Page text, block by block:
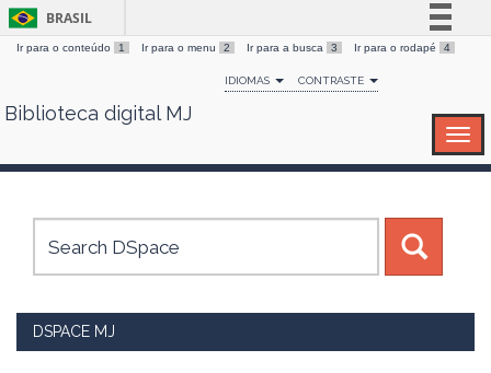
Skip
BRASIL
Simplifique!
Comunica BR
Canais
Ir para o conteúdo 1 Ir para o menu 2 Ir para a busca 3 Ir para o rodapé 4
IDIOMAS CONTRASTE
Biblioteca digital MJ
DSPACE MJ